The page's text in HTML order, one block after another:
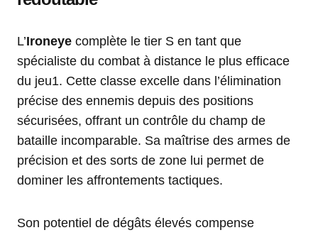
L’Ironeye complète le tier S en tant que
spécialiste du combat à distance le plus efficace
du jeu1. Cette classe excelle dans l’élimination
précise des ennemis depuis des positions
sécurisées, offrant un contrôle du champ de
bataille incomparable. Sa maîtrise des armes de
précision et des sorts de zone lui permet de
dominer les affrontements tactiques.
Son potentiel de dégâts élevés compense